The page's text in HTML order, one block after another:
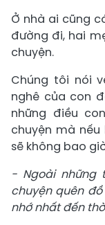
Ở nhà ai cũng
đường đi, hai
chuyện.
Chúng tôi nói
nghê của con
những điều
chuyện mà
sẽ không bao
- Ngoài những
chuyện quên
nhớ nhất đến